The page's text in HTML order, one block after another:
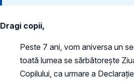
Dragi copii,
Peste 7 ani, vom aniversa un
toată lumea se sărbătorește
Copilului, ca urmare a